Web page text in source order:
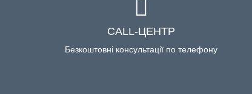
CALL-ЦЕНТР
Безкоштовні консультації по телефону